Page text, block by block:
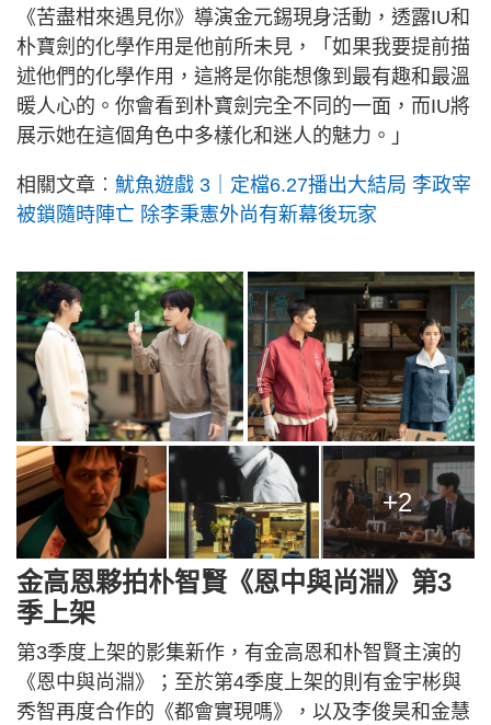
《苦盡柑來遇見你》導演金元錫現身活動，透露IU和
朴寶劍的化學作用是他前所未見，「如果我要提前描
述他們的化學作用，這將是你能想像到最有趣和最溫
暖人心的。你會看到朴寶劍完全不同的一面，而IU將
展示她在這個角色中多樣化和迷人的魅力。」
相關文章︰ 魷魚遊戲 3｜定檔6.27播出大結局 李政宰
被鎖隨時陣亡 除李秉憲外尚有新幕後玩家
+2
金高恩夥拍朴智賢《恩中與尚淵》第3
季上架
第3季度上架的影集新作，有金高恩和朴智賢主演的
《恩中與尚淵》；至於第4季度上架的則有金宇彬與
秀智再度合作的《都會實現嗎》，以及李俊昊和金慧